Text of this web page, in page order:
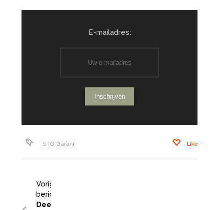
E-mailadres:
STO Garant Like
Vorig
bericht:
Deelname